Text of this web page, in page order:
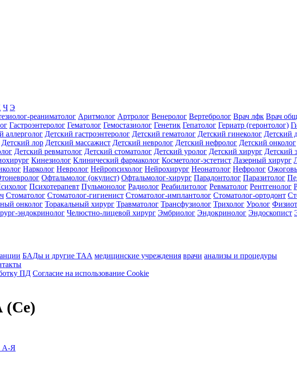
Ч Э
реаниматолог Аритмолог Артролог Венеролог Вертебролог Врач лфк Врач
Гастроэнтеролог Гематолог Гемостазиолог Генетик Гепатолог Гериатр (геронтолог)
аллерголог Детский гастроэнтеролог Детский гематолог Детский гинеколог Детский
Детский лор Детский массажист Детский невролог Детский нефролог Детский онколог
Детский ревматолог Детский стоматолог Детский уролог Детский хирург Детский
Кинезиолог Клинический фармаколог Косметолог-эстетист Лазерный хирург
Нарколог Невролог Нейропсихолог Нейрохирург Неонатолог Нефролог
Офтальмолог (окулист) Офтальмолог-хирург Парадонтолог Паразитолог
Психотерапевт Пульмонолог Радиолог Реабилитолог Ревматолог Рентгенолог
Стоматолог Стоматолог-гигиенист Стоматолог-имплантолог Стоматолог-ортодонт
онколог Торакальный хирург Травматолог Трансфузиолог Трихолог Уролог
эндокринолог Челюстно-лицевой хирург Эмбриолог Эндокринолог Эндоскопист
БАДы и другие ТАА медицинские учреждения врачи анализы и процедуры
ПД Согласие на использование Cookie
(Се)
А-Я